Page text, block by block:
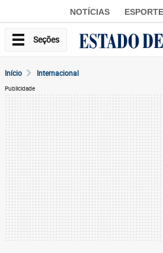
NOTÍCIAS ESPORTE
Seções
Início Internacional
Publicidade